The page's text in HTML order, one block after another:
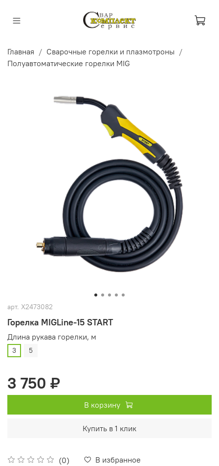
Главная
Сварочные горелки и плазмотроны
Полуавтоматические горелки MIG
арт. X2473082
Горелка MIGLine-15 START
(0) В избранное
Длина рукава горелки, м
3 5
3 750 ₽
В корзину
Купить в 1 клик